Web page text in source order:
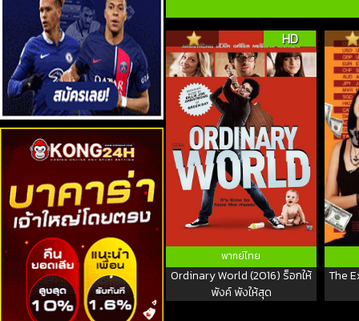
HD
พากย์ไทย
Ordinary World (2016) ร็อกให้
พังค์ พังให้สุด
The